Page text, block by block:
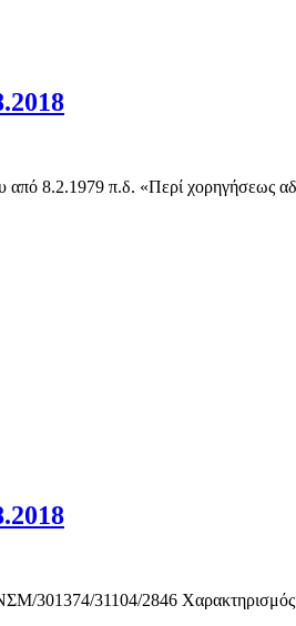
8.2.1979 π.δ. «Περί χορηγήσεως
31104/2846 Χαρακτηρισμός ως